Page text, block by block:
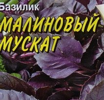
Выберите город
Обратный звонокЗаказать
Каталог
Семена
Грунты